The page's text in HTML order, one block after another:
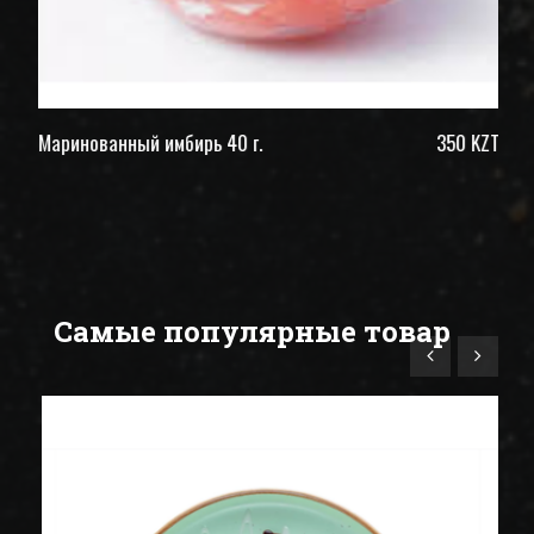
Маринованный имбирь 40 г. 350 KZT
Самые популярные товар